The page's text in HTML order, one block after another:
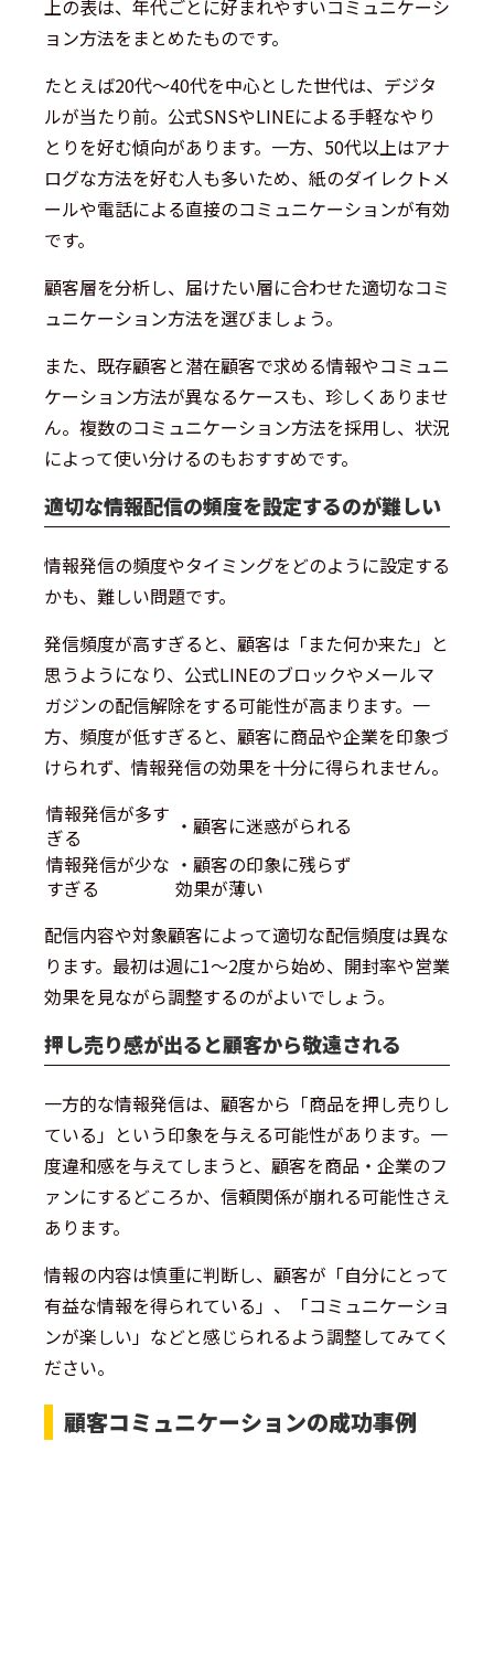
上の表は、年代ごとに好まれやすいコミュニケーシ
ョン方法をまとめたものです。
たとえば20代〜40代を中心とした世代は、デジタ
ルが当たり前。公式SNSやLINEによる手軽なやり
とりを好む傾向があります。一方、50代以上はアナ
ログな方法を好む人も多いため、紙のダイレクトメ
ールや電話による直接のコミュニケーションが有効
です。
顧客層を分析し、届けたい層に合わせた適切なコミ
ュニケーション方法を選びましょう。
また、既存顧客と潜在顧客で求める情報やコミュニ
ケーション方法が異なるケースも、珍しくありませ
ん。複数のコミュニケーション方法を採用し、状況
によって使い分けるのもおすすめです。
適切な情報配信の頻度を設定するのが難しい
情報発信の頻度やタイミングをどのように設定する
かも、難しい問題です。
発信頻度が高すぎると、顧客は「また何か来た」と
思うようになり、公式LINEのブロックやメールマ
ガジンの配信解除をする可能性が高まります。一
方、頻度が低すぎると、顧客に商品や企業を印象づ
けられず、情報発信の効果を十分に得られません。
情報発信が多す
ぎる
・顧客に迷惑がられる
情報発信が少な
すぎる
・顧客の印象に残らず
効果が薄い
配信内容や対象顧客によって適切な配信頻度は異な
ります。最初は週に1〜2度から始め、開封率や営業
効果を見ながら調整するのがよいでしょう。
押し売り感が出ると顧客から敬遠される
一方的な情報発信は、顧客から「商品を押し売りし
ている」という印象を与える可能性があります。一
度違和感を与えてしまうと、顧客を商品・企業のフ
ァンにするどころか、信頼関係が崩れる可能性さえ
あります。
情報の内容は慎重に判断し、顧客が「自分にとって
有益な情報を得られている」、「コミュニケーショ
ンが楽しい」などと感じられるよう調整してみてく
ださい。
顧客コミュニケーションの成功事例